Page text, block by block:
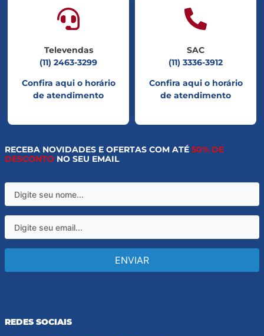
Televendas
(11) 2463-3299
Confira aqui o horário
de atendimento
SAC
(11) 3336-3912
Confira aqui o horário
de atendimento
RECEBA NOVIDADES E OFERTAS COM ATÉ 50% DE
DESCONTO NO SEU EMAIL
ENVIAR
REDES SOCIAIS